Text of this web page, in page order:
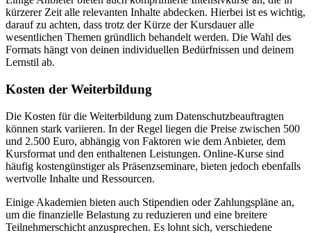
kürzerer Zeit alle relevanten Inhalte abdecken. Hierbei ist es wichtig,
darauf zu achten, dass trotz der Kürze der Kursdauer alle
wesentlichen Themen gründlich behandelt werden. Die Wahl des
Formats hängt von deinen individuellen Bedürfnissen und deinem
Lernstil ab.
Kosten der Weiterbildung
Die Kosten für die Weiterbildung zum Datenschutzbeauftragten
können stark variieren. In der Regel liegen die Preise zwischen 500
und 2.500 Euro, abhängig von Faktoren wie dem Anbieter, dem
Kursformat und den enthaltenen Leistungen. Online-Kurse sind
häufig kostengünstiger als Präsenzseminare, bieten jedoch ebenfalls
wertvolle Inhalte und Ressourcen.
Einige Akademien bieten auch Stipendien oder Zahlungspläne an,
um die finanzielle Belastung zu reduzieren und eine breitere
Teilnehmerschicht anzusprechen. Es lohnt sich, verschiedene